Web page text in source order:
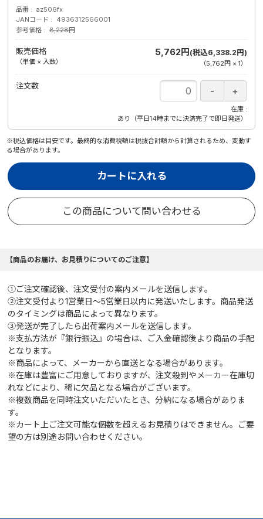
品番
az506fx
JANコード
4936312566001
参考価格
8,228円
販売価格
（単価 × 入数）
5,762円 (税込6,338.2円)
（5,762円 × 1）
注文数
在庫
あり（平日14時までに決済完了で即日発送）
※税込価格は目安です。最終的な消費税額は税抜合計額から計算されるため、変動す
る場合があります。
カートに入れる
この商品について問い合わせる
【商品のお届け、お見積りについてのご注意】
①ご注文確認後、注文受付の案内メールを送信します。
②注文受付より1営業日～5営業日以内に発送いたします。商品発送
のタイミングは商品によって異なります。
③発送が完了したら出荷案内メールを送信します。
※支払方法が『銀行振込』の場合は、ご入金確認後より商品の手配
となります。
※商品によって、メーカーから直送となる場合があります。
※在庫は豊富にご用意しておりますが、注文殺到やメーカー在庫切
れなどにより、稀に欠品となる場合がございます。
※複数商品を同時注文いただいたとき、分納になる場合がありま
す。
※カート上ご注文可能な個数を超えるお見積りはできません。ご要
望の方は別途お問い合わせください。